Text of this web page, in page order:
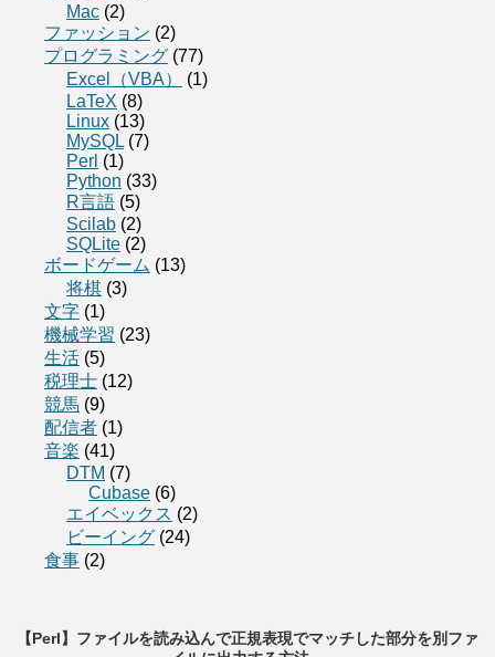
Mac (2)
ファッション (2)
プログラミング (77)
Excel（VBA）
(1)
LaTeX (8)
Linux (13)
MySQL (7)
Perl (1)
Python (33)
R言語 (5)
Scilab (2)
SQLite (2)
ボードゲーム (13)
将棋 (3)
文字 (1)
機械学習 (23)
生活 (5)
税理士 (12)
競馬 (9)
配信者 (1)
音楽 (41)
DTM (7)
Cubase (6)
エイベックス (2)
ビーイング (24)
食事 (2)
【Perl】ファイルを読み込んで正規表現でマッチした部分を別ファ